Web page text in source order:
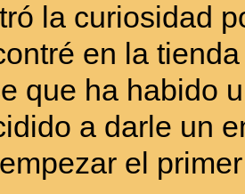
la curiosidad
en la
que ha habido
a darle un
el